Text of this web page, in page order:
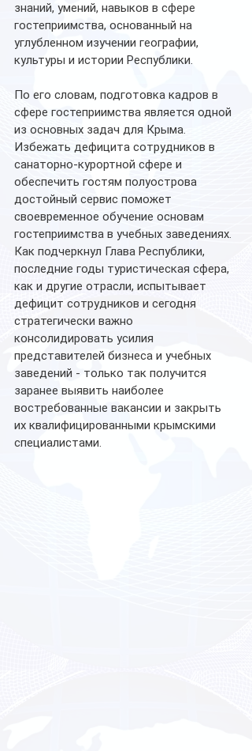
знаний, умений, навыков в сфере
гостеприимства, основанный на
углубленном изучении географии,
культуры и истории Республики.
По его словам, подготовка кадров в
сфере гостеприимства является одной
из основных задач для Крыма.
Избежать дефицита сотрудников в
санаторно-курортной сфере и
обеспечить гостям полуострова
достойный сервис поможет
своевременное обучение основам
гостеприимства в учебных заведениях.
Как подчеркнул Глава Республики,
последние годы туристическая сфера,
как и другие отрасли, испытывает
дефицит сотрудников и сегодня
стратегически важно
консолидировать усилия
представителей бизнеса и учебных
заведений - только так получится
заранее выявить наиболее
востребованные вакансии и закрыть
их квалифицированными крымскими
специалистами.